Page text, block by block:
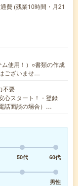
費 (残業10時間・月21
使用！）○書類の作成
ございませ…
不要
心スタート！・登録
話面談の場合）…
50代
60代
男性